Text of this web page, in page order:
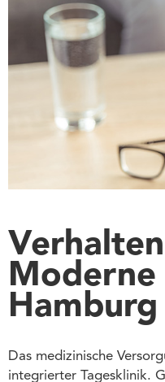
Moderne
Hamburg
Das medizinische
integrierter Tagesklinik.